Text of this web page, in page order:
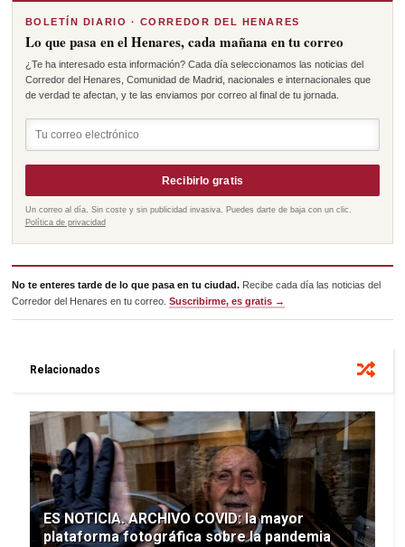
BOLETÍN DIARIO · CORREDOR DEL HENARES
Lo que pasa en el Henares, cada mañana en tu correo
¿Te ha interesado esta información? Cada día seleccionamos las noticias del
Corredor del Henares, Comunidad de Madrid, nacionales e internacionales que
de verdad te afectan, y te las enviamos por correo al final de tu jornada.
Recibirlo gratis
Un correo al día. Sin coste y sin publicidad invasiva. Puedes darte de baja con un clic.
Política de privacidad
No te enteres tarde de lo que pasa en tu ciudad. Recibe cada día las noticias del
Corredor del Henares en tu correo.Suscribirme, es gratis →
Relacionados
ES NOTICIA. ARCHIVO COVID: la mayor
plataforma fotográfica sobre la pandemia